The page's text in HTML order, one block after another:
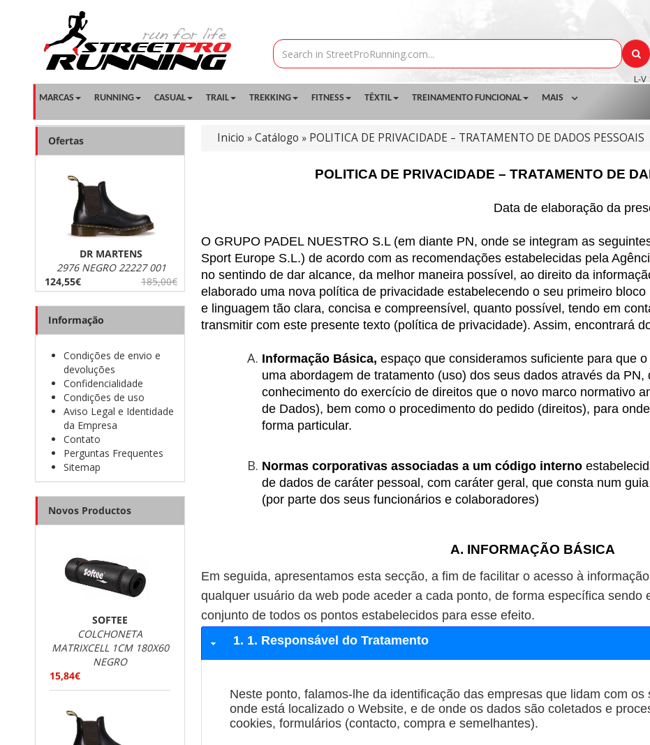
L-V
MARCAS RUNNING CASUAL TRAIL TREKKING FITNESS TÊXTIL TREINAMENTO FUNCIONAL MAIS
Inicio » Catálogo » POLITICA DE PRIVACIDADE – TRATAMENTO DE DADOS PESSOAIS
POLITICA DE PRIVACIDADE – TRATAMENTO DE
Data de elaboração da
O GRUPO PADEL NUESTRO S.L (em diante PN, onde se integram as
Sport Europe S.L.) de acordo com as recomendações estabelecidas pela
no sentindo de dar alcance, da melhor maneira possível, ao direito da
elaborado uma nova política de privacidade estabelecendo o seu primeiro
e linguagem tão clara, concisa e compreensível, quanto possível, tendo em
transmitir com este presente texto (política de privacidade). Assim, encontrará
Informação Básica, espaço que consideramos suficiente para que
uma abordagem de tratamento (uso) dos seus dados através da
conhecimento do exercício de direitos que o novo marco normativo
de Dados), bem como o procedimento do pedido (direitos), para
forma particular.
Normas corporativas associadas a um código interno
de dados de caráter pessoal, com caráter geral, que consta num
(por parte dos seus funcionários e colaboradores)
A. INFORMAÇÃO BÁSICA
Em seguida, apresentamos esta secção, a fim de facilitar o acesso à
qualquer usuário da web pode aceder a cada ponto, de forma específica sendo
conjunto de todos os pontos estabelecidos para esse efeito.
1. Responsável do Tratamento
Neste ponto, falamos-lhe da identificação das empresas que lidam com
onde está localizado o Website, e de onde os dados são coletados e
cookies, formulários (contacto, compra e semelhantes).
Ofertas
DR MARTENS
2976 NEGRO 22227 001
124,55€
185,00€
Informação
Condições de envio e
devoluções
Confidencialidade
Condições de uso
Aviso Legal e Identidade
da Empresa
Contato
Perguntas Frequentes
Sitemap
Novos Productos
SOFTEE
COLCHONETA
MATRIXCELL 1CM 180X60
NEGRO
15,84€